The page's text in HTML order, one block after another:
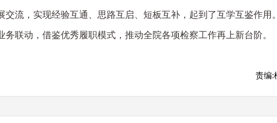
流，实现经验互通、思路互启、短板互补，起到了互学互鉴作用
联动，借鉴优秀履职模式，推动全院各项检察工作再上新台阶。
责编: